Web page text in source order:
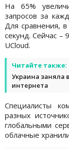
На 65%
запросов за
Для сравнения,
секунд. Сейчас –
UCloud.
Читайте также:
Украина заняла
интернета
Специалисты
разных
глобальными
облачные